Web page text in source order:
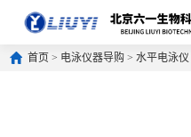
首页 > 电泳仪器导购 >水平电泳仪